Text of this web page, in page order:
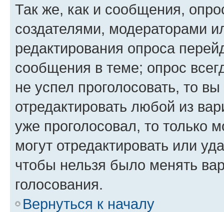
Так же, как и сообщения,
создателями, модераторами
редактирования опроса
сообщения в теме; опрос
не успел проголосовать, то
отредактировать любой из
уже проголосовал, то только
могут отредактировать или
чтобы нельзя было менять
голосования.
Вернуться к началу